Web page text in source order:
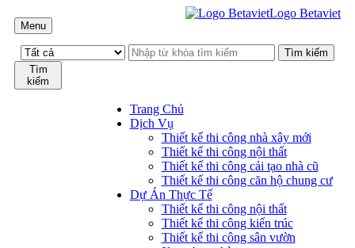
Menu
Logo Betaviet
Tìm
kiếm
Trang Chủ
Dịch Vụ
Thiết kế thi công nhà xây mới
Thiết kế thi công nội thất
Thiết kế thi công cải tạo nhà cũ
Thiết kế thi công căn hộ chung cư
Dự Án Thực Tế
Thiết kế thi công nội thất
Thiết kế thi công kiến trúc
Thiết kế thi công sân vườn